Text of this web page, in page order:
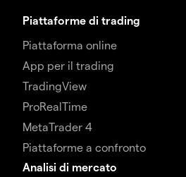
Piattaforme di trading
Piattaforma online
App per il trading
TradingView
ProRealTime
MetaTrader 4
Piattaforme a confronto
Analisi di mercato